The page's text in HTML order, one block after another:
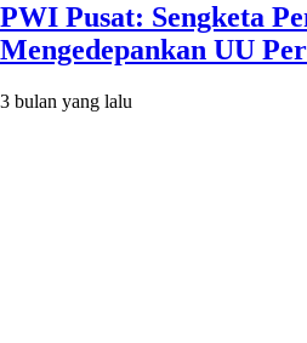
PWI Pusat: Sengketa
Mengedepankan UU
3 bulan yang lalu